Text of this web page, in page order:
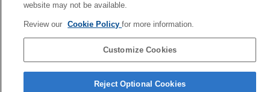
故障かな？と思ったら
ヘルプガイドをご覧ください。
言語選択ページへ
website may not be available.
Review our Cookie Policyfor more information.
Customize Cookies
Reject Optional Cookies